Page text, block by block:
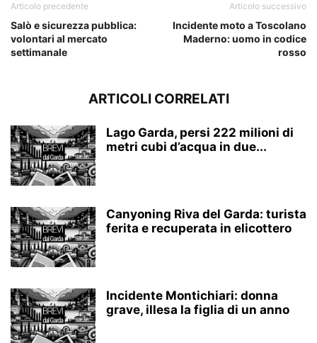
Articolo precedente
Salò e sicurezza pubblica:
volontari al mercato
settimanale
Articolo successivo
Incidente moto a Toscolano
Maderno: uomo in codice
rosso
ARTICOLI CORRELATI
Lago Garda, persi 222 milioni di
metri cubi d’acqua in due...
Canyoning Riva del Garda: turista
ferita e recuperata in elicottero
Incidente Montichiari: donna
grave, illesa la figlia di un anno